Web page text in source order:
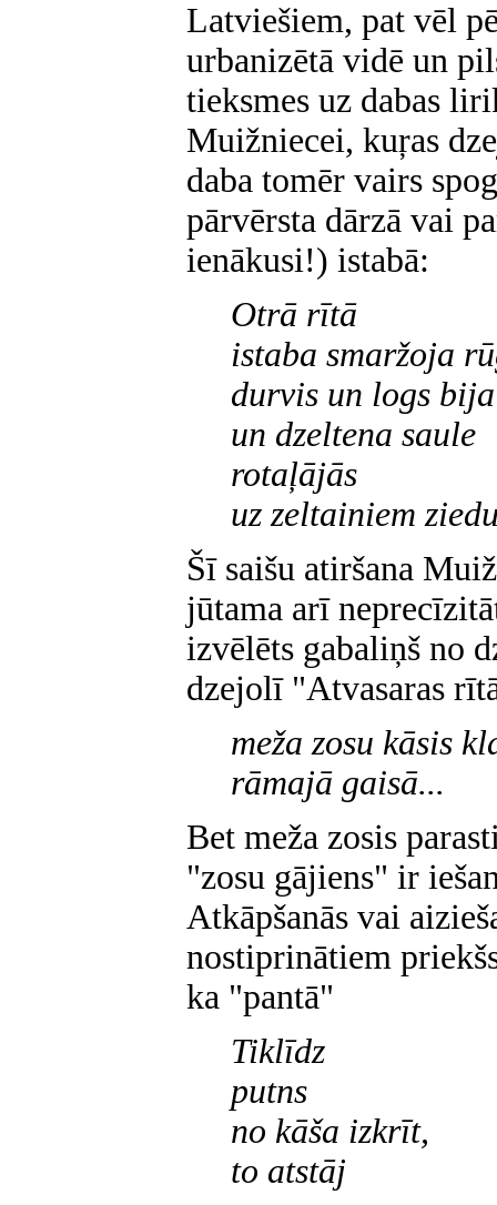
Latviešiem, pat vēl
urbanizētā vidē un
tieksmes uz dabas
Muižniecei, kuŗas
daba tomēr vairs
pārvērsta dārzā vai
ienākusi!) istabā:
Otrā rītā
istaba smaržoja
durvis un logs
un dzeltena saule
rotaļājās
uz zeltainiem
Šī saišu atiršana
jūtama arī
izvēlēts gabaliņš no
dzejolī "Atvasaras
meža zosu kāsis
rāmajā gaisā...
Bet meža zosis
"zosu gājiens" ir
Atkāpšanās vai
nostiprinātiem
ka "pantā"
Tiklīdz
putns
no kāša izkrīt,
to atstāj